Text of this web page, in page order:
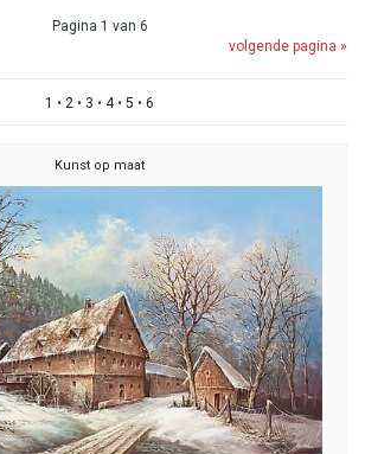
Pagina 1 van 6
volgende pagina »
1 • 2 • 3 • 4• 5 • 6
Kunst op maat